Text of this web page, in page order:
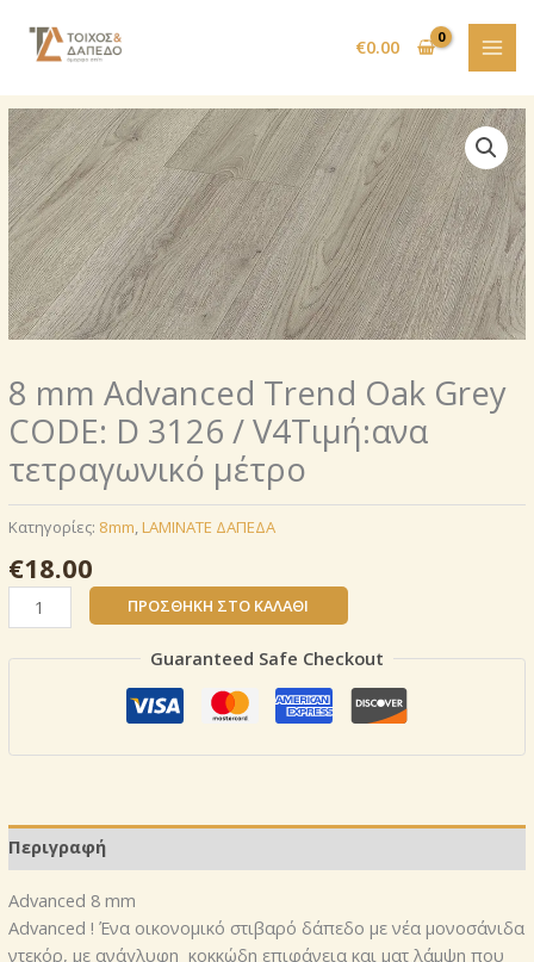
περιεχόμενο
€0.00
8 mm Advanced Trend Oak Grey
CODE: D 3126 / V4Τιμή:ανα
τετραγωνικό μέτρο
Κατηγορίες: 8mm, LAMINATE ΔΑΠΕΔΑ
€18.00
mm
Advanced
CODE:
/
V4Τιμή:ανα
τετραγωνικό
μέτρο
ποσότητα
ΠΡΟΣΘΉΚΗ ΣΤΟ ΚΑΛΆΘΙ
Guaranteed Safe Checkout
Περιγραφή
Advanced 8 mm
Advanced ! Ένα οικονομικό στιβαρό δάπεδο με νέα μονοσάνιδα
ντεκόρ, με ανάγλυφη κοκκώδη επιφάνεια και ματ λάμψη που